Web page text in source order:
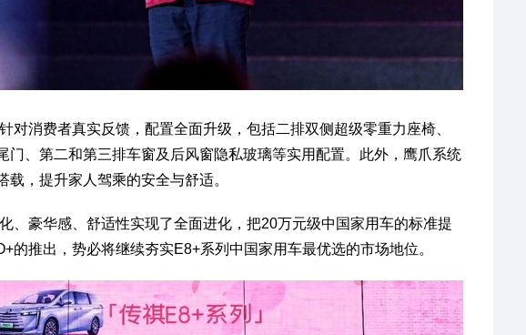
对消费者真实反馈，配置全面升级，包括二排双侧超级零重力座椅、
门、第二和第三排车窗及后风窗隐私玻璃等实用配置。此外，鹰爪系统
载，提升家人驾乘的安全与舒适。
、豪华感、舒适性实现了全面进化，把20万元级中国家用车的标准提
的推出，势必将继续夯实E8+系列中国家用车最优选的市场地位。